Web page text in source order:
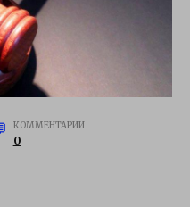
КОММЕНТАРИИ
0